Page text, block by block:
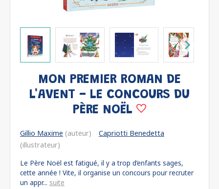
MON PREMIER ROMAN DE
L'AVENT - LE CONCOURS DU
PÈRE NOËL
Gillio Maxime (auteur)
Capriotti Benedetta
(illustrateur)
Le Père Noël est fatigué, il y a trop d’enfants sages,
cette année ! Vite, il organise un concours pour recruter
un appr... suite